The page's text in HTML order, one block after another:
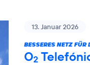
13. Januar 2026
BESSERES NETZ FÜR
O2